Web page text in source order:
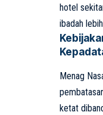
hotel
ibadah
Menag
ketat